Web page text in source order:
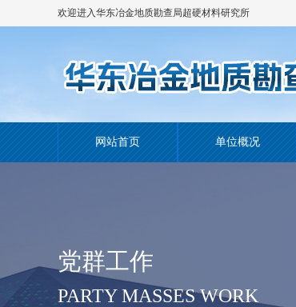
欢迎进入华东冶金地质勘查局超硬材料研究所
网站首页 单位概况
党群工作
PARTY MASSES WORK